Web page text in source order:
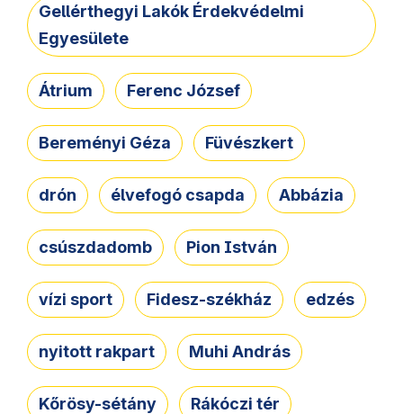
Gellérthegyi Lakók Érdekvédelmi
Egyesülete
Átrium Ferenc József
Bereményi Géza Füvészkert
drón élvefogó csapda Abbázia
csúszdadomb Pion István
vízi sport Fidesz-székház edzés
nyitott rakpart Muhi András
Kőrösy-sétány Rákóczi tér